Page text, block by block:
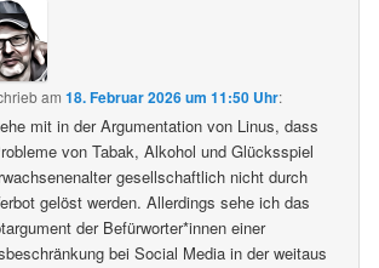
am18. Februar 2026 um 11:50 Uhr:
mit in der Argumentation von Linus, dass
von Tabak, Alkohol und Glücksspiel
gesellschaftlich nicht durch
gelöst werden. Allerdings sehe ich das
der Befürworter*innen einer
bei Social Media in der weitaus